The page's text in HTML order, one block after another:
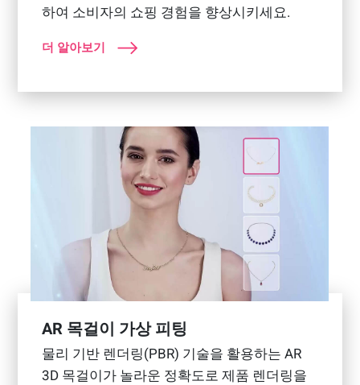
하여 소비자의 쇼핑 경험을 향상시키세요.
더 알아보기
AR 목걸이 가상 피팅
물리 기반 렌더링(PBR) 기술을 활용하는 AR
3D 목걸이가 놀라운 정확도로 제품 렌더링을